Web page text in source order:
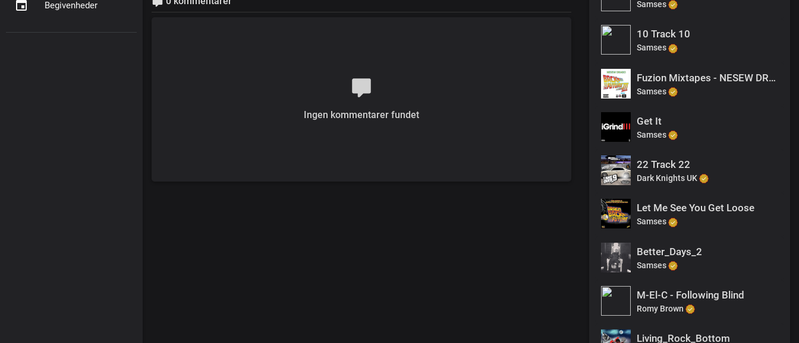
Begivenheder
Ingen kommentarer fundet
Samses
10 Track 10
Samses
Fuzion Mixtapes - NESEW DRAGO - BACK TO THE FUTURE 3 - 34 YOUNG THUGS
Samses
Get It
Samses
22 Track 22
Dark Knights UK
Let Me See You Get Loose
Samses
Better_Days_2
Samses
M-El-C - Following Blind
Romy Brown
Living_Rock_Bottom